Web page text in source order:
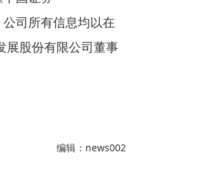
有信息均以在
份有限公司董事
编辑：news002